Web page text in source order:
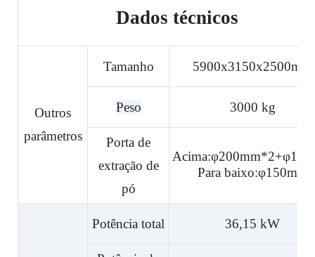
Dados técnicos
Outros
parâmetros
Tamanho 5900x3150x2500mm
Peso 3000 kg
Porta de
extração de
pó
Para baixo:φ150mm
Potência total 36,15 kW